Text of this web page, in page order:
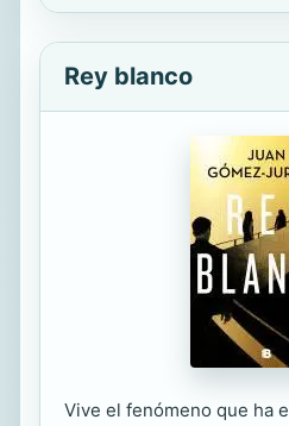
Rey blanco
Vive el fenómeno que ha